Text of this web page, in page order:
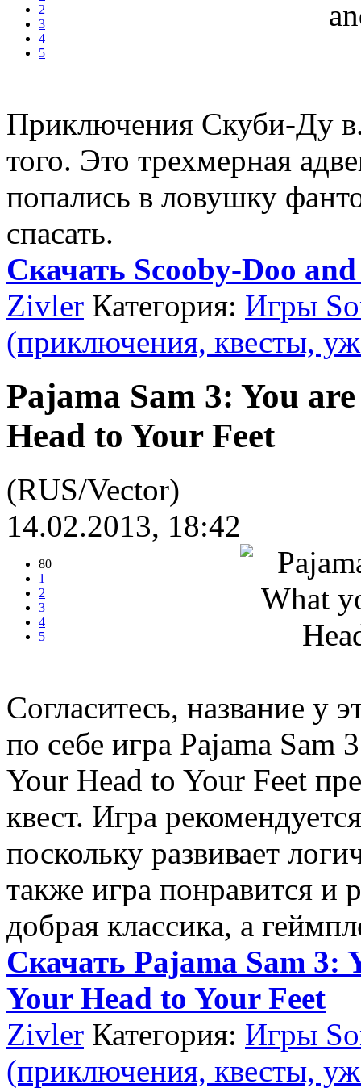
2
3
4
5
Приключения Скуби-Ду
того. Это трехмерная
попались в ловушку
спасать.
Скачать Scooby-Doo
Zivler Категория: Игры
(приключения, квесты,
Pajama Sam 3: You
Head to Your Feet
(RUS/Vector)
14.02.2013, 18:42
80
1
2
3
4
5
Согласитесь, название
по себе игра Pajama
Your Head to Your Feet
квест. Игра
поскольку развивает
также игра понравится и
добрая классика, а
Скачать Pajama Sam 3:
Your Head to Your Feet
Zivler Категория: Игры
(приключения, квесты,